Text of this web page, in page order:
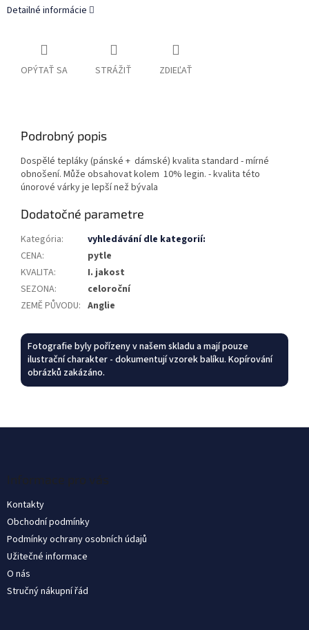
Detailné informácie
OPÝTAŤ SA STRÁŽIŤ ZDIEĽAŤ
Podrobný popis
Dospělé tepláky (pánské + dámské) kvalita standard - mírné
obnošení. Může obsahovat kolem 10% legin. - kvalita této
únorové várky je lepší než bývala
Dodatočné parametre
Kategória:
vyhledávání dle kategorií:
CENA:
pytle
KVALITA:
I. jakost
SEZONA:
celoroční
ZEMĚ PŮVODU: Anglie
Fotografie byly pořízeny v našem skladu a mají pouze
ilustrační charakter - dokumentují vzorek balíku. Kopírování
obrázků zakázáno.
Informace pro vás
Kontakty
Obchodní podmínky
Podmínky ochrany osobních údajů
Užitečné informace
O nás
Stručný nákupní řád